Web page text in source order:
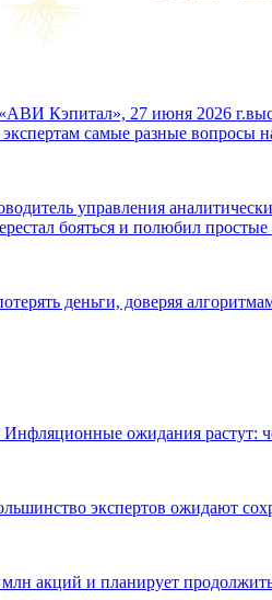
Кэпитал», 27 июня 2026
экспертам самые разные вопросы
управления
бояться и полюбил
деньги, доверяя
Инфляционные ожидания
экспертов ожидают
акций и планирует